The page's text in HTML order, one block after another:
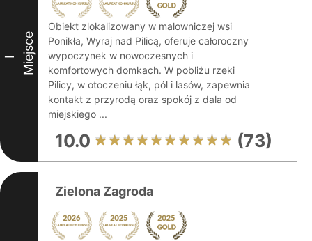
I Miejsce
Obiekt zlokalizowany w malowniczej wsi
Ponikła, Wyraj nad Pilicą, oferuje całoroczny
wypoczynek w nowoczesnych i
komfortowych domkach. W pobliżu rzeki
Pilicy, w otoczeniu łąk, pól i lasów, zapewnia
kontakt z przyrodą oraz spokój z dala od
miejskiego ...
10.0 (73)
Zielona Zagroda